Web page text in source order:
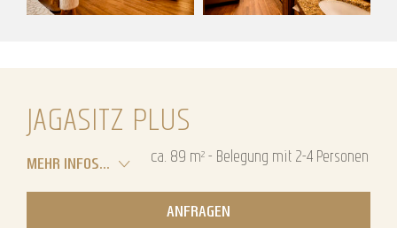
JAGASITZ PLUS
ca. 89 m² - Belegung mit 2-4 Personen
MEHR INFOS...
ANFRAGEN